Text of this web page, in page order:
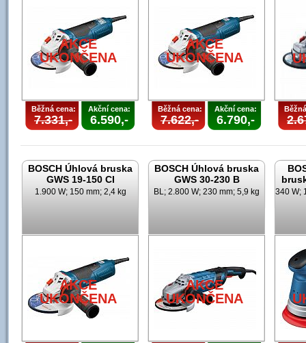
AKCE
UKONČENA
Běžná cena:
7.331,-
Akční cena:
6.590,-
AKCE
UKONČENA
Běžná cena:
7.622,-
Akční cena:
6.790,-
BOSCH Úhlová bruska
GWS 19-150 CI
1.900 W; 150 mm; 2,4 kg
AKCE
UKONČENA
BOSCH Úhlová bruska
GWS 30-230 B
BL; 2.800 W; 230 mm; 5,9 kg
AKCE
UKONČENA
340 W;